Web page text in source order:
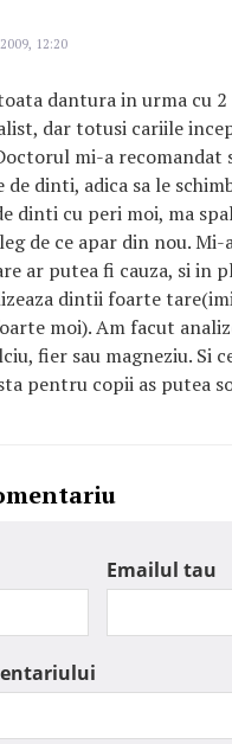
12:20
dantura in urma cu 2
dar totusi cariile
mi-a recomandat
dinti, adica sa le
dinti cu peri moi, ma
de ce apar din nou.
ar putea fi cauza, si in
dintii foarte
moi). Am facut
fier sau magneziu. Si
pentru copii as putea
Emailul tau